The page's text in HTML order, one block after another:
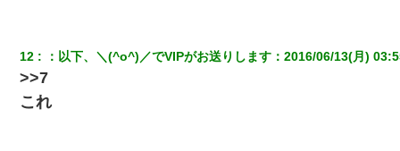
んな時間に誰と電話してんの？」嫁「ごめんなさい…！（大号
泣」俺（キターー）→
隣の部屋の住民の母親、オートロックを突破してマンションに入
12 ： 以下、＼(^o^)／でVIPがお送りします ：2016/06/13(月)
>>7
これ